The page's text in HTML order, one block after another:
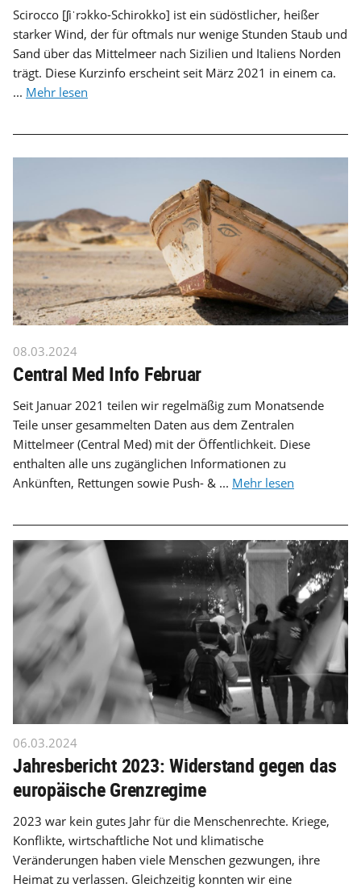
Scirocco [ʃiˈrɔkko-Schirokko] ist ein südöstlicher, heißer
starker Wind, der für oftmals nur wenige Stunden Staub und
Sand über das Mittelmeer nach Sizilien und Italiens Norden
trägt. Diese Kurzinfo erscheint seit März 2021 in einem ca.
... Mehr lesen
08.03.2024
Central Med Info Februar
Seit Januar 2021 teilen wir regelmäßig zum Monatsende
Teile unser gesammelten Daten aus dem Zentralen
Mittelmeer (Central Med) mit der Öffentlichkeit. Diese
enthalten alle uns zugänglichen Informationen zu
Ankünften, Rettungen sowie Push- & ... Mehr lesen
06.03.2024
Jahresbericht 2023: Widerstand gegen das
europäische Grenzregime
2023 war kein gutes Jahr für die Menschenrechte. Kriege,
Konflikte, wirtschaftliche Not und klimatische
Veränderungen haben viele Menschen gezwungen, ihre
Heimat zu verlassen. Gleichzeitig konnten wir eine